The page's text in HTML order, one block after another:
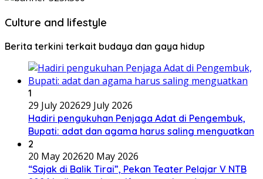
Culture and lifestyle
Berita terkini terkait budaya dan gaya hidup
1
29 July 202629 July 2026
Hadiri pengukuhan Penjaga Adat di Pengembuk,
Bupati: adat dan agama harus saling menguatkan
2
20 May 202620 May 2026
“Sajak di Balik Tirai”, Pekan Teater Pelajar V NTB